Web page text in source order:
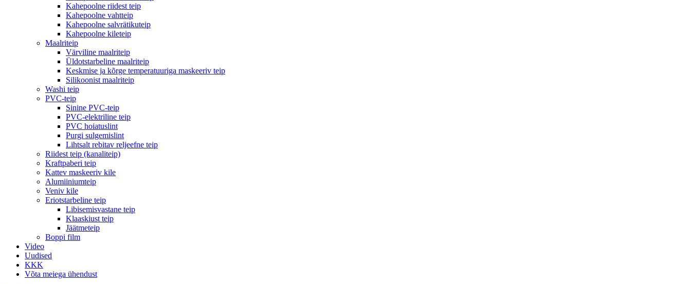
Kahepoolne riidest teip
Kahepoolne vahtteip
Kahepoolne salvrätikuteip
Kahepoolne kileteip
Maalriteip
Värviline maalriteip
Üldotstarbeline maalriteip
Keskmise ja kõrge temperatuuriga maskeeriv teip
Silikoonist maalriteip
Washi teip
PVC-teip
Sinine PVC-teip
PVC-elektriline teip
PVC hoiatuslint
Purgi sulgemislint
Lihtsalt rebitav reljeefne teip
Riidest teip (kanaliteip)
Kraftpaberi teip
Kattev maskeeriv kile
Alumiiniumteip
Veniv kile
Eriotstarbeline teip
Libisemisvastane teip
Klaaskiust teip
Jäätmeteip
Boppi film
Video
Uudised
KKK
Võta meiega ühendust